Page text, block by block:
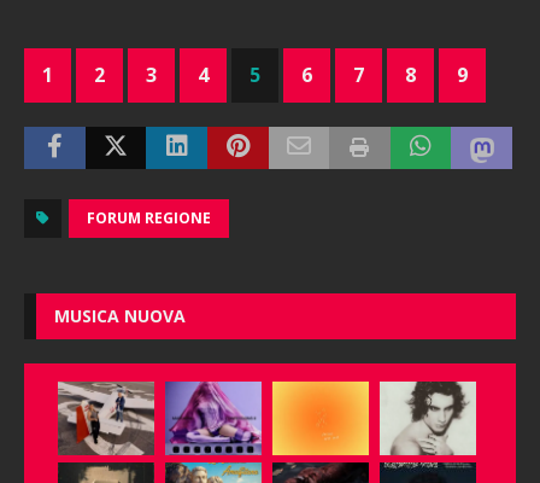
1 2 3 4 5 6 7 8 9
FORUM REGIONE
MUSICA NUOVA